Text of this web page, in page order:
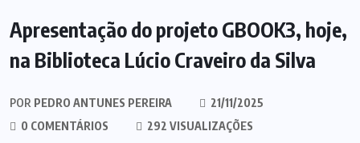
Apresentação do projeto GBOOK3, hoje,
na Biblioteca Lúcio Craveiro da Silva
POR PEDRO ANTUNES PEREIRA
21/11/2025
0 COMENTÁRIOS
292 VISUALIZAÇÕES